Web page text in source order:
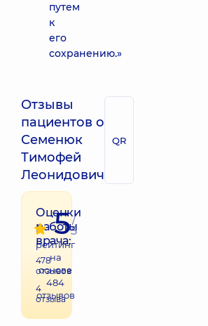
путем
к
его
сохранению.»
Отзывы
пациентов о
Семенюк
Тимофей
Леонидович
QR
Оценки
работы
врача:
478
отзывов
4
отзыва
5/
5
рейтинг
на
основе
484
отзывов